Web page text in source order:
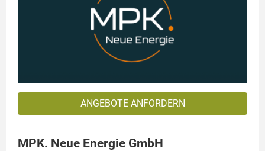
ANGEBOTE ANFORDERN
MPK. Neue Energie GmbH